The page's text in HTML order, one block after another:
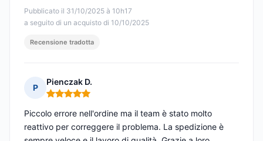
Pubblicato il 31/10/2025 à 10h17
a seguito di un acquisto di 10/10/2025
Recensione tradotta
P
Pienczak D.
Nota: 5 su 5
Piccolo errore nell'ordine ma il team è stato molto
reattivo per correggere il problema. La spedizione è